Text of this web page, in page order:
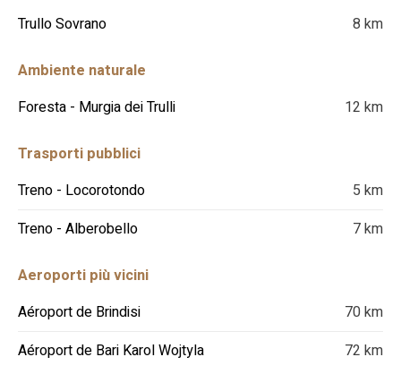
Trullo Sovrano
8 km
Ambiente naturale
Foresta - Murgia dei Trulli
12 km
Trasporti pubblici
Treno - Locorotondo
5 km
Treno - Alberobello
7 km
Aeroporti più vicini
Aéroport de Brindisi
70 km
Aéroport de Bari Karol Wojtyla
72 km